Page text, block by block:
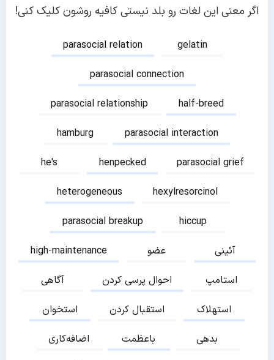
اگر معنی این لغات رو بلد نیستی کافیه روشون کلیک کنی!
parasocial relation
gelatin
parasocial connection
parasocial relationship
half-breed
hamburg
parasocial interaction
he's
henpecked
parasocial grief
heterogeneous
hexylresorcinol
parasocial breakup
hiccup
high-maintenance
عضو
آئینی
آگاهی
احوال پرسی کردن
استامپ
استخوان
استقبال کردن
استهلاک
اضافه‌کاری
باعظمت
بدهی